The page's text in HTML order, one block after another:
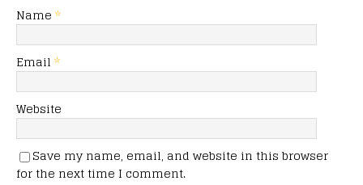
Name *
Email *
Website
Save my name, email, and website in this browser
for the next time I comment.